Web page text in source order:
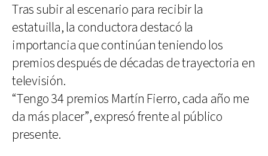
Tras subir al escenario para recibir la
estatuilla, la conductora destacó la
importancia que continúan teniendo los
premios después de décadas de trayectoria en
televisión.
“Tengo 34 premios Martín Fierro, cada año me
da más placer”, expresó frente al público
presente.